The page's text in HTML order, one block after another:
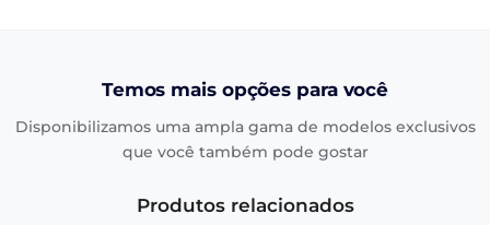
Temos mais opções para você
Disponibilizamos uma ampla gama de modelos exclusivos
que você também pode gostar
Produtos relacionados